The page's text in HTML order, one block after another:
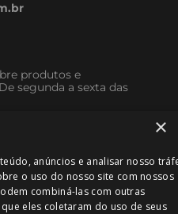
produtos e
segunda a sexta das
e obtenha
no seu projeto.
×
anúncios e analisar nosso
o uso do nosso site com nossos
combiná-las com outras
eles coletaram do uso de seus